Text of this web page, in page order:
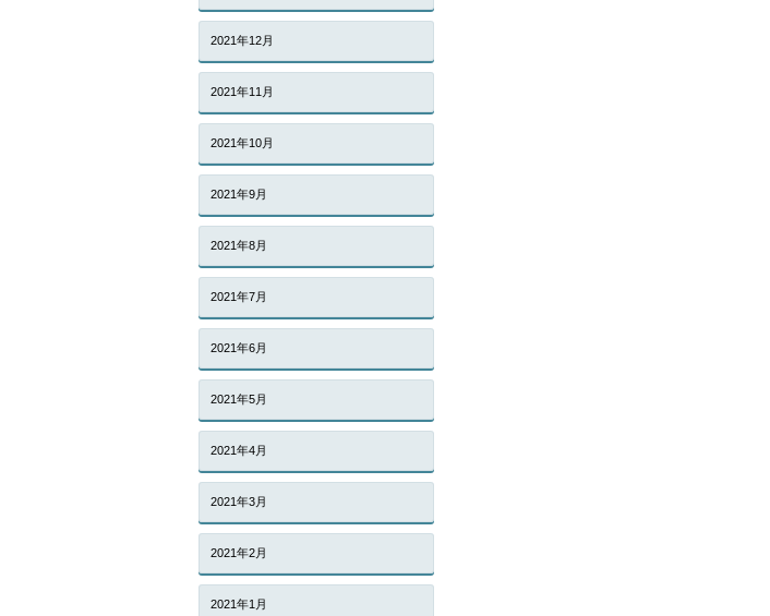
2021年12月
2021年11月
2021年10月
2021年9月
2021年8月
2021年7月
2021年6月
2021年5月
2021年4月
2021年3月
2021年2月
2021年1月